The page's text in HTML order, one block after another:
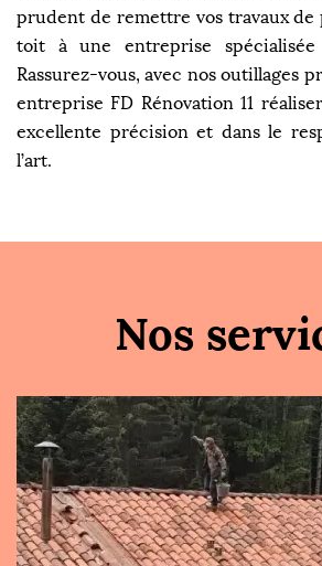
prudent de remettre vos travaux de
toit à une entreprise
Rassurez-vous, avec nos outillages
entreprise FD Rénovation 11
excellente précision et dans le
l’art.
Nos